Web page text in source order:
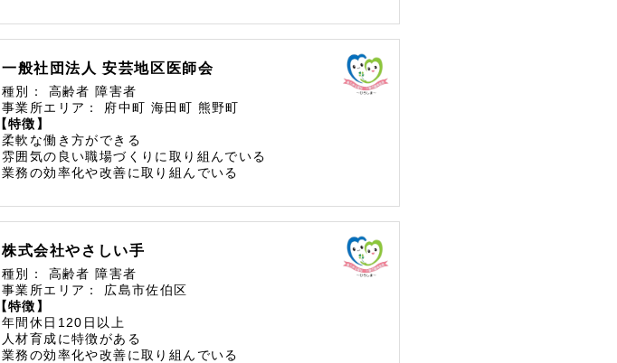
一般社団法人 安芸地区医師会
種別： 高齢者障害者
事業所エリア：
府中町 海田町 熊野町
【特徴】
柔軟な働き方ができる
雰囲気の良い職場づくりに取り組んでいる
業務の効率化や改善に取り組んでいる
株式会社やさしい手
種別： 高齢者 障害者
事業所エリア：
広島市佐伯区
【特徴】
年間休日120日以上
人材育成に特徴がある
業務の効率化や改善に取り組んでいる